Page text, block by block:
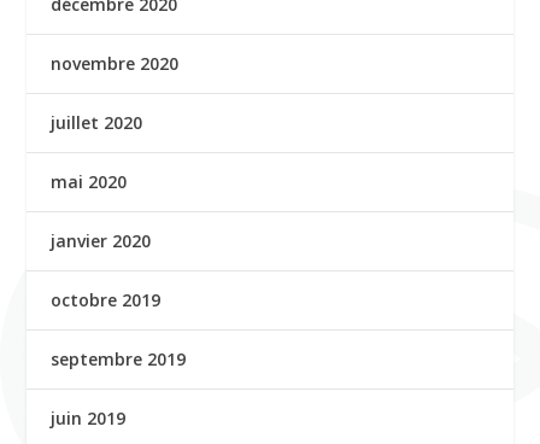
novembre 2020
juillet 2020
mai 2020
janvier 2020
octobre 2019
septembre 2019
juin 2019